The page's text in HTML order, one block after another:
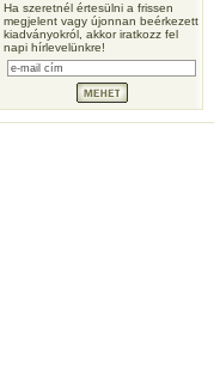
Ha szeretnél értesülni a frissen
megjelent vagy újonnan beérkezett
kiadványokról, akkor iratkozz fel
napi hírlevelünkre!